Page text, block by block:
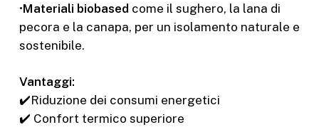
•Materiali biobased come il sughero, la lana di
pecora e la canapa, per un isolamento naturale e
sostenibile.
Vantaggi:
✔️Riduzione dei consumi energetici
✔️ Confort termico superiore